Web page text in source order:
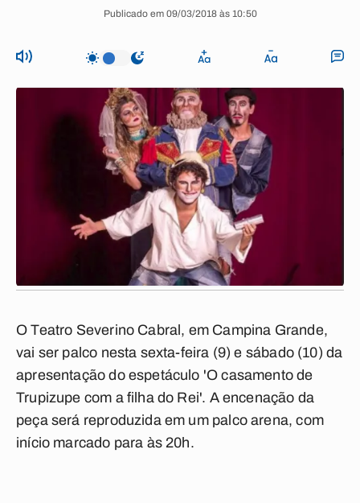
Publicado em 09/03/2018 às 10:50
O Teatro Severino Cabral, em Campina Grande,
vai ser palco nesta sexta-feira (9) e sábado (10) da
apresentação do espetáculo 'O casamento de
Trupizupe com a filha do Rei'. A encenação da
peça será reproduzida em um palco arena, com
início marcado para às 20h.